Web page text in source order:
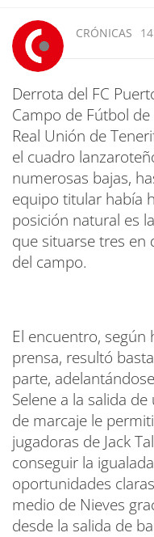
CRÓNICAS
Derrota del FC
Campo de Fútbol
Real Unión de
el cuadro
numerosas bajas,
equipo titular había
posición natural es
que situarse tres en
del campo.
El encuentro,
prensa, resultó
parte,
Selene a la salida
de marcaje le
jugadoras de Jack
conseguir la
oportunidades
medio de Nieves
desde la salida de